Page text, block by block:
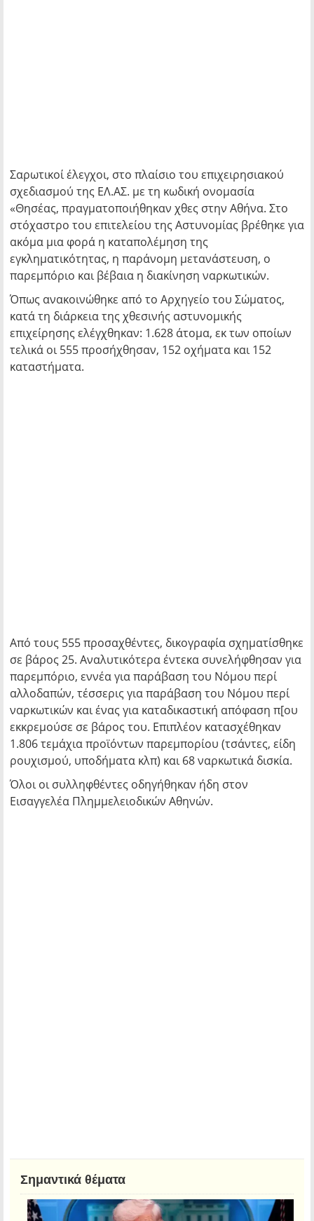
Σαρωτικοί έλεγχοι, στο πλαίσιο του επιχειρησιακού
σχεδιασμού της ΕΛ.ΑΣ. με τη κωδική ονομασία
«Θησέας, πραγματοποιήθηκαν χθες στην Αθήνα. Στο
στόχαστρο του επιτελείου της Αστυνομίας βρέθηκε για
ακόμα μια φορά η καταπολέμηση της
εγκληματικότητας, η παράνομη μετανάστευση, ο
παρεμπόριο και βέβαια η διακίνηση ναρκωτικών.
Όπως ανακοινώθηκε από το Αρχηγείο του Σώματος,
κατά τη διάρκεια της χθεσινής αστυνομικής
επιχείρησης ελέγχθηκαν: 1.628 άτομα, εκ των οποίων
τελικά οι 555 προσήχθησαν, 152 οχήματα και 152
καταστήματα.
Από τους 555 προσαχθέντες, δικογραφία σχηματίσθηκε
σε βάρος 25. Αναλυτικότερα έντεκα συνελήφθησαν για
παρεμπόριο, εννέα για παράβαση του Νόμου περί
αλλοδαπών, τέσσερις για παράβαση του Νόμου περί
ναρκωτικών και ένας για καταδικαστική απόφαση π[ου
εκκρεμούσε σε βάρος του. Επιπλέον κατασχέθηκαν
1.806 τεμάχια προϊόντων παρεμπορίου (τσάντες, είδη
ρουχισμού, υποδήματα κλπ) και 68 ναρκωτικά δισκία.
Όλοι οι συλληφθέντες οδηγήθηκαν ήδη στον
Εισαγγελέα Πλημμελειοδικών Αθηνών.
Σημαντικά θέματα